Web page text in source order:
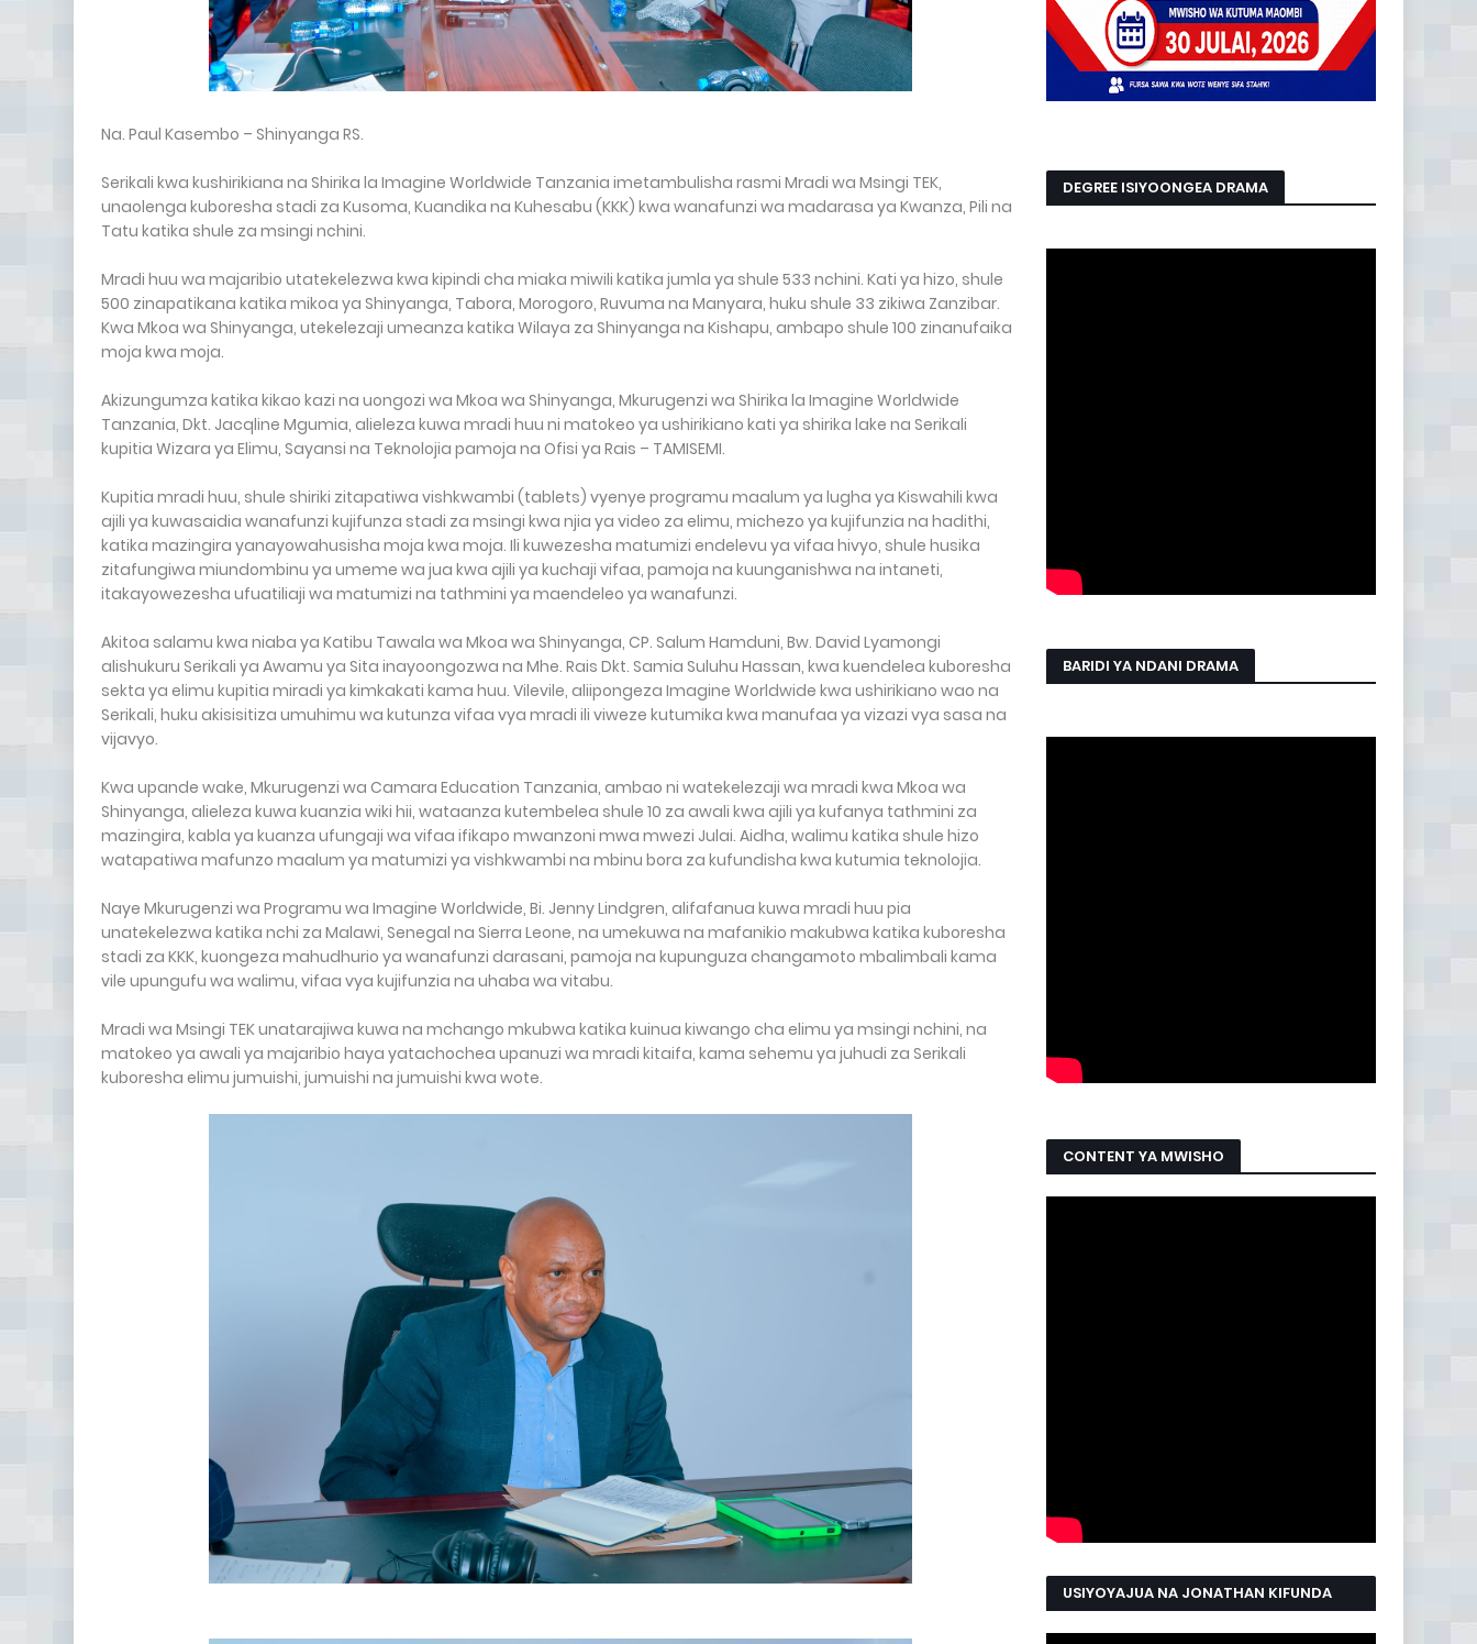
Na. Paul Kasembo – Shinyanga RS.
Serikali kwa kushirikiana na Shirika la Imagine Worldwide Tanzania imetambulisha rasmi Mradi wa Msingi TEK,
unaolenga kuboresha stadi za Kusoma, Kuandika na Kuhesabu (KKK) kwa wanafunzi wa madarasa ya Kwanza, Pili na
Tatu katika shule za msingi nchini.
Mradi huu wa majaribio utatekelezwa kwa kipindi cha miaka miwili katika jumla ya shule 533 nchini. Kati ya hizo, shule
500 zinapatikana katika mikoa ya Shinyanga, Tabora, Morogoro, Ruvuma na Manyara, huku shule 33 zikiwa Zanzibar.
Kwa Mkoa wa Shinyanga, utekelezaji umeanza katika Wilaya za Shinyanga na Kishapu, ambapo shule 100 zinanufaika
moja kwa moja.
Akizungumza katika kikao kazi na uongozi wa Mkoa wa Shinyanga, Mkurugenzi wa Shirika la Imagine Worldwide
Tanzania, Dkt. Jacqline Mgumia, alieleza kuwa mradi huu ni matokeo ya ushirikiano kati ya shirika lake na Serikali
kupitia Wizara ya Elimu, Sayansi na Teknolojia pamoja na Ofisi ya Rais – TAMISEMI.
Kupitia mradi huu, shule shiriki zitapatiwa vishkwambi (tablets) vyenye programu maalum ya lugha ya Kiswahili kwa
ajili ya kuwasaidia wanafunzi kujifunza stadi za msingi kwa njia ya video za elimu, michezo ya kujifunzia na hadithi,
katika mazingira yanayowahusisha moja kwa moja. Ili kuwezesha matumizi endelevu ya vifaa hivyo, shule husika
zitafungiwa miundombinu ya umeme wa jua kwa ajili ya kuchaji vifaa, pamoja na kuunganishwa na intaneti,
itakayowezesha ufuatiliaji wa matumizi na tathmini ya maendeleo ya wanafunzi.
Akitoa salamu kwa niaba ya Katibu Tawala wa Mkoa wa Shinyanga, CP. Salum Hamduni, Bw. David Lyamongi
alishukuru Serikali ya Awamu ya Sita inayoongozwa na Mhe. Rais Dkt. Samia Suluhu Hassan, kwa kuendelea kuboresha
sekta ya elimu kupitia miradi ya kimkakati kama huu. Vilevile, aliipongeza Imagine Worldwide kwa ushirikiano wao na
Serikali, huku akisisitiza umuhimu wa kutunza vifaa vya mradi ili viweze kutumika kwa manufaa ya vizazi vya sasa na
vijavyo.
Kwa upande wake, Mkurugenzi wa Camara Education Tanzania, ambao ni watekelezaji wa mradi kwa Mkoa wa
Shinyanga, alieleza kuwa kuanzia wiki hii, wataanza kutembelea shule 10 za awali kwa ajili ya kufanya tathmini za
mazingira, kabla ya kuanza ufungaji wa vifaa ifikapo mwanzoni mwa mwezi Julai. Aidha, walimu katika shule hizo
watapatiwa mafunzo maalum ya matumizi ya vishkwambi na mbinu bora za kufundisha kwa kutumia teknolojia.
Naye Mkurugenzi wa Programu wa Imagine Worldwide, Bi. Jenny Lindgren, alifafanua kuwa mradi huu pia
unatekelezwa katika nchi za Malawi, Senegal na Sierra Leone, na umekuwa na mafanikio makubwa katika kuboresha
stadi za KKK, kuongeza mahudhurio ya wanafunzi darasani, pamoja na kupunguza changamoto mbalimbali kama
vile upungufu wa walimu, vifaa vya kujifunzia na uhaba wa vitabu.
Mradi wa Msingi TEK unatarajiwa kuwa na mchango mkubwa katika kuinua kiwango cha elimu ya msingi nchini, na
matokeo ya awali ya majaribio haya yatachochea upanuzi wa mradi kitaifa, kama sehemu ya juhudi za Serikali
kuboresha elimu jumuishi, jumuishi na jumuishi kwa wote.
DEGREE ISIYOONGEA DRAMA
BARIDI YA NDANI DRAMA
CONTENT YA MWISHO
USIYOYAJUA NA JONATHAN KIFUNDA
MANYAMA